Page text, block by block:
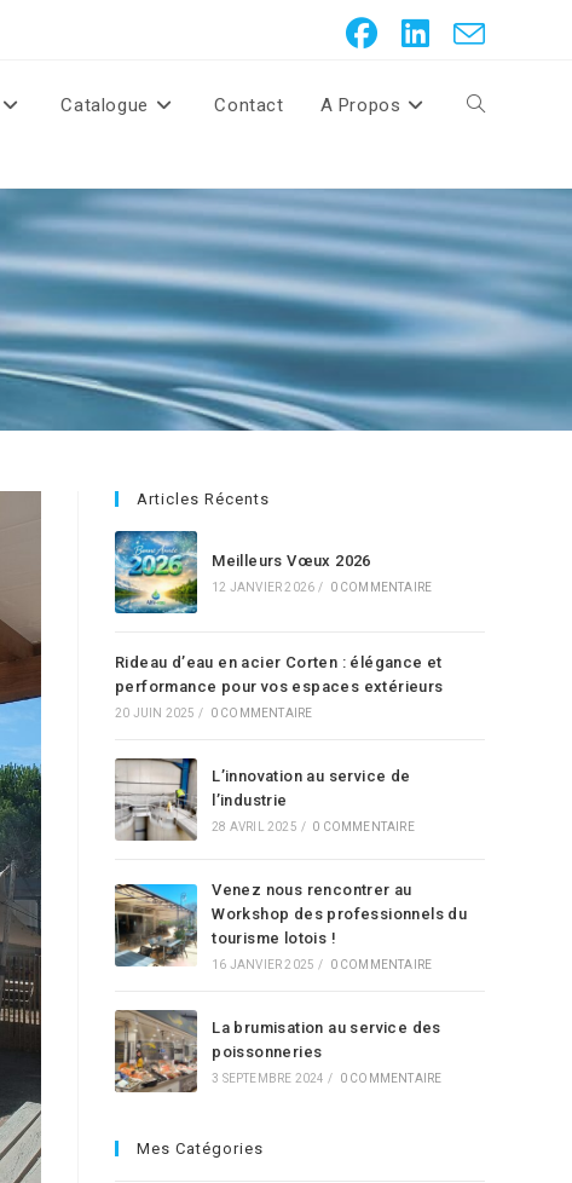
Catalogue Contact A Propos
Articles Récents
Meilleurs Vœux 2026
12 JANVIER 2026 / 0 COMMENTAIRE
Rideau d’eau en acier Corten : élégance et
performance pour vos espaces extérieurs
20 JUIN 2025 / 0 COMMENTAIRE
L’innovation au service de
l’industrie
28 AVRIL 2025 / 0 COMMENTAIRE
Venez nous rencontrer au
Workshop des professionnels du
tourisme lotois !
16 JANVIER 2025 / 0 COMMENTAIRE
La brumisation au service des
poissonneries
3 SEPTEMBRE 2024 / 0 COMMENTAIRE
Mes Catégories